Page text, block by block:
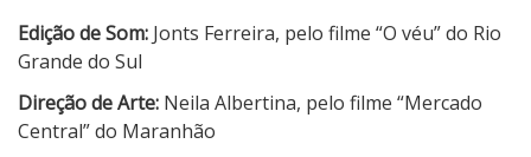
Edição de Som: Jonts Ferreira, pelo filme “O véu” do Rio
Grande do Sul
Direção de Arte: Neila Albertina, pelo filme “Mercado
Central” do Maranhão